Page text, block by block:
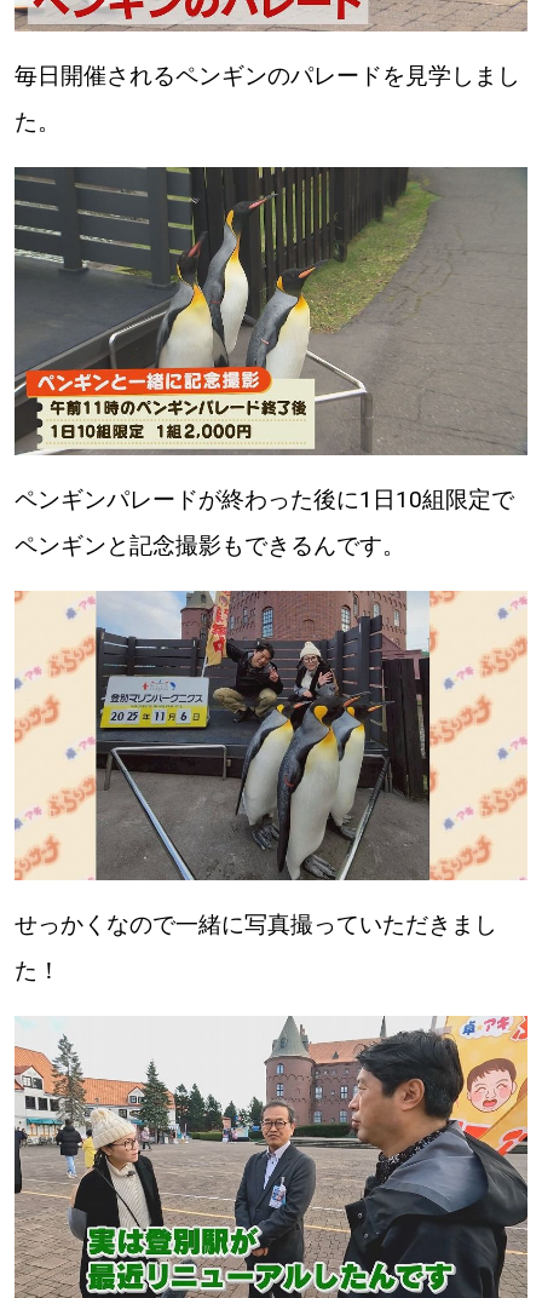
毎日開催されるペンギンのパレードを見学しまし
た。
ペンギンパレードが終わった後に1日10組限定で
ペンギンと記念撮影もできるんです。
せっかくなので一緒に写真撮っていただきまし
た！